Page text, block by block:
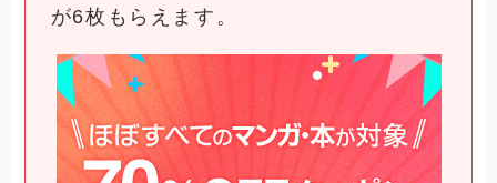
が6枚もらえます。